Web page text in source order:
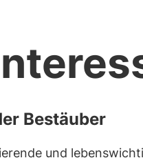
Bestäuber
und